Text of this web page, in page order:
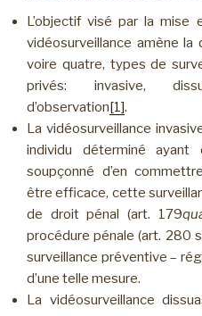
L’objectif visé par la mise
vidéosurveillance amène
voire quatre, types de
privés: invasive,
d’observation[1].
La vidéosurveillance
individu déterminé ayant
soupçonné d’en
être efficace, cette
de droit pénal (art. 179
procédure pénale (art. 280
surveillance préventive –
d’une telle mesure.
La vidéosurveillance